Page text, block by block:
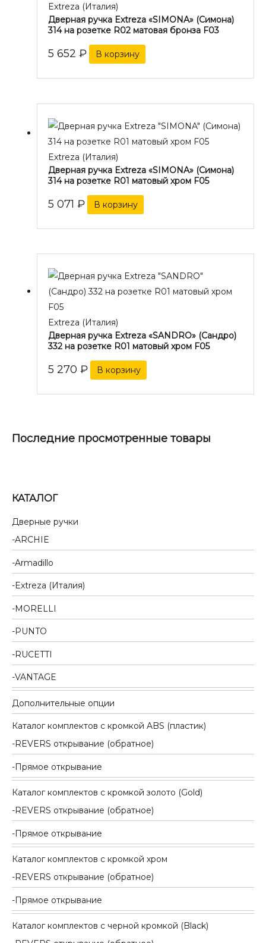
КАТАЛОГ
Дверные ручки
ARCHIE
Armadillo
Extreza (Италия)
MORELLI
PUNTO
RUCETTI
VANTAGE
Дополнительные опции
Каталог комплектов c кромкой ABS (пластик)
REVERS открывание (обратное)
Прямое открывание
Каталог комплектов c кромкой золото (Gold)
REVERS открывание (обратное)
Прямое открывание
Каталог комплектов c кромкой хром
REVERS открывание (обратное)
Прямое открывание
Каталог комплектов c черной кромкой (Black)
Extreza (Италия)
Дверная ручка Extreza «SIMONA» (Симона)
314 на розетке R02 матовая бронза F03
5 652 ₽ В корзину
Extreza (Италия)
Дверная ручка Extreza «SIMONA» (Симона)
314 на розетке R01 матовый хром F05
5 071 ₽ В корзину
Extreza (Италия)
Дверная ручка Extreza «SANDRO» (Сандро)
332 на розетке R01 матовый хром F05
5 270 ₽ В корзину
Последние просмотренные товары